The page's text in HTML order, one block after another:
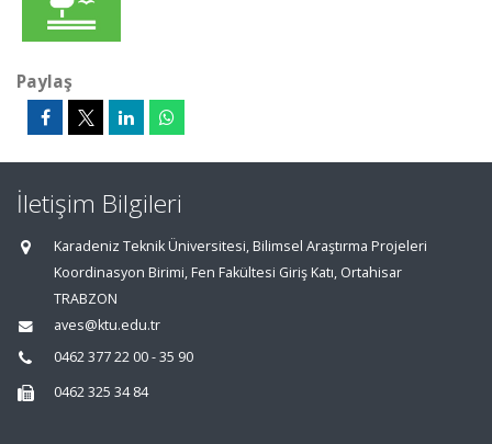
Paylaş
İletişim Bilgileri
Karadeniz Teknik Üniversitesi, Bilimsel Araştırma Projeleri
Koordinasyon Birimi, Fen Fakültesi Giriş Katı, Ortahisar
TRABZON
aves@ktu.edu.tr
0462 377 22 00 - 35 90
0462 325 34 84